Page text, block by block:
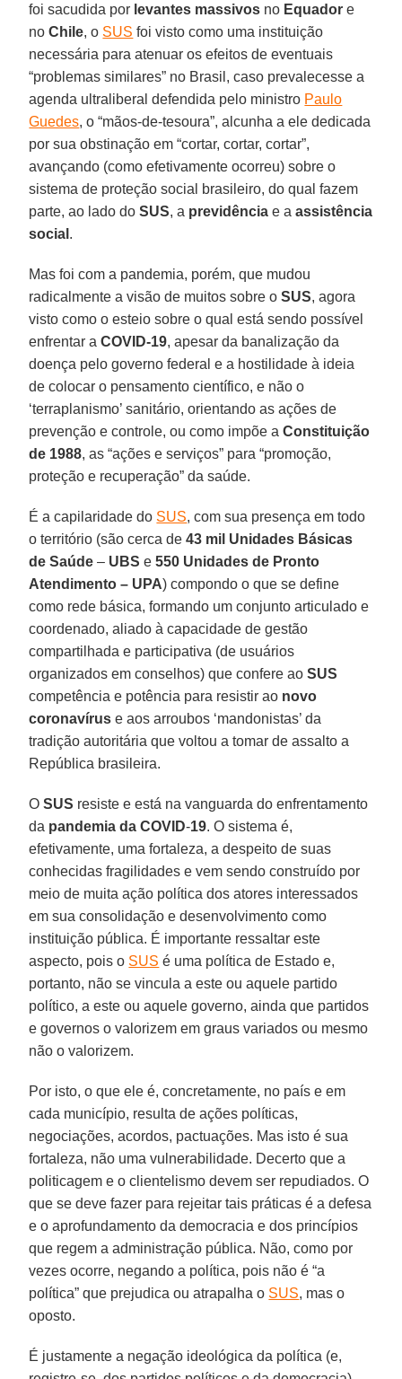
foi sacudida por levantes massivos no Equador e
noChile, o SUS foi visto como uma instituição
necessária para atenuar os efeitos de eventuais
“problemas similares” no Brasil, caso prevalecesse a
agenda ultraliberal defendida pelo ministro Paulo
Guedes, o “mãos-de-tesoura”, alcunha a ele dedicada
por sua obstinação em “cortar, cortar, cortar”,
avançando (como efetivamente ocorreu) sobre o
sistema de proteção social brasileiro, do qual fazem
parte, ao lado doSUS, a previdência e aassistência
social .
Mas foi com a pandemia, porém, que mudou
radicalmente a visão de muitos sobre oSUS, agora
visto como o esteio sobre o qual está sendo possível
enfrentar aCOVID-19, apesar da banalização da
doença pelo governo federal e a hostilidade à ideia
de colocar o pensamento científico, e não o
‘terraplanismo’ sanitário, orientando as ações de
prevenção e controle, ou como impõe aConstituição
de 1988, as “ações e serviços” para “promoção,
proteção e recuperação” da saúde.
É a capilaridade do SUS, com sua presença em todo
o território (são cerca de43 mil Unidades Básicas
de Saúde – UBS e550 Unidades de Pronto
Atendimento – UPA) compondo o que se define
como rede básica, formando um conjunto articulado e
coordenado, aliado à capacidade de gestão
compartilhada e participativa (de usuários
organizados em conselhos) que confere aoSUS
competência e potência para resistir ao novo
coronavírus e aos arroubos ‘mandonistas’ da
tradição autoritária que voltou a tomar de assalto a
República brasileira.
OSUS resiste e está na vanguarda do enfrentamento
da pandemia da COVID-19. O sistema é,
efetivamente, uma fortaleza, a despeito de suas
conhecidas fragilidades e vem sendo construído por
meio de muita ação política dos atores interessados
em sua consolidação e desenvolvimento como
instituição pública. É importante ressaltar este
aspecto, pois o SUS é uma política de Estado e,
portanto, não se vincula a este ou aquele partido
político, a este ou aquele governo, ainda que partidos
e governos o valorizem em graus variados ou mesmo
não o valorizem.
Por isto, o que ele é, concretamente, no país e em
cada município, resulta de ações políticas,
negociações, acordos, pactuações. Mas isto é sua
fortaleza, não uma vulnerabilidade. Decerto que a
politicagem e o clientelismo devem ser repudiados. O
que se deve fazer para rejeitar tais práticas é a defesa
e o aprofundamento da democracia e dos princípios
que regem a administração pública. Não, como por
vezes ocorre, negando a política, pois não é “a
política” que prejudica ou atrapalha o SUS, mas o
oposto.
É justamente a negação ideológica da política (e,